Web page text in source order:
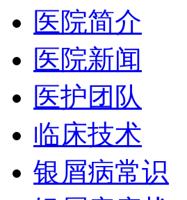
医院简介
医院新闻
医护团队
临床技术
银屑病常识